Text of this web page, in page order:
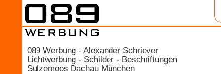
089 Werbung - Alexander Schriever
Lichtwerbung - Schilder - Beschriftungen
Sulzemoos Dachau München